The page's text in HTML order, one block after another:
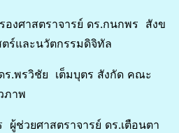
องศาสตราจารย์ ดร.กนกพร สังข
ร์และนวัตกรรมดิจิทัล
ร.พรวิชัย เต็มบุตร สังกัด คณะ
ภาพ
ผู้ช่วยศาสตราจารย์ ดร.เตือนตา